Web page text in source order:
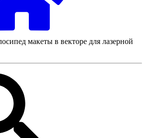
макеты в векторе для лазерной